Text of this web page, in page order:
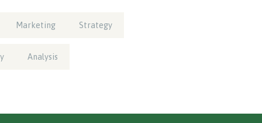
Marketing Strategy
Analysis